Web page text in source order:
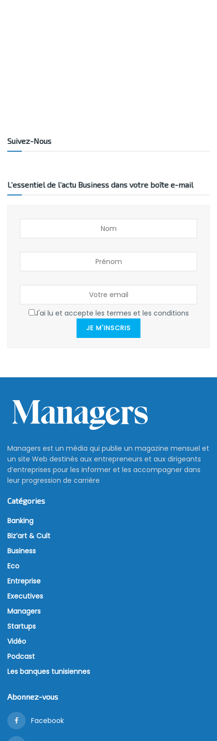
Suivez-Nous
L’essentiel de l’actu Business dans votre boîte e-mail
J'ai lu et accepte les termes et les conditions
JE M'INSCRIS
Managers est un média qui publie un magazine mensuel et
un site Web destinés aux entrepreneurs et aux dirigeants
d’entreprises pour les informer et les accompagner dans
leur progression de carrière
Catégories
Banking
Biz’art & Cult
Business
Eco
Entreprise
Executives
Managers
Startups
Vidéo
Podcast
Les banques tunisiennes
Abonnez-vous
Facebook